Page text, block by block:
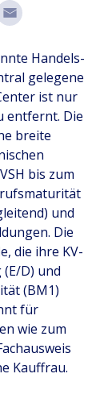
Handels-
gelegene
ist nur
entfernt. Die
breite
bis zum
und
Die
die ihre KV-
D) und
(BM1)
für
wie zum
Kauffrau.